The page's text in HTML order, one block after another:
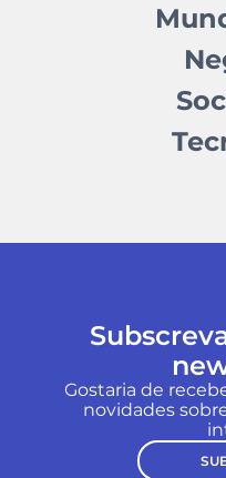
Gostaria de
novidades